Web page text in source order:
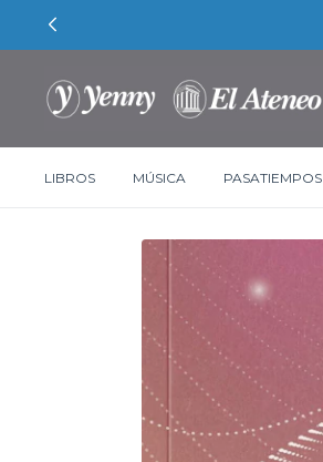
LIBROS MÚSICA PASATIEMPOS